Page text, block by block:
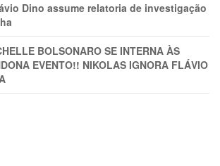
Dino assume relatoria de investigação
BOLSONARO SE INTERNA ÀS
EVENTO!! NIKOLAS IGNORA FLÁVIO